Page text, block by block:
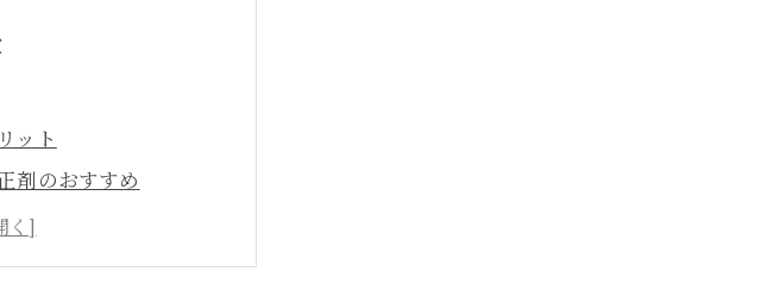
ット
剤のおすすめ
ア方法
っておきたいこと